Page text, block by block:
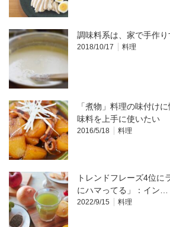
調味料系は、家で手作
2018/10/17 料理
「煮物」料理の味付け
味料を上手に使いたい
2016/5/18 料理
トレンドフレーズ4位に
にハマってる」：イン…
2022/9/15 料理